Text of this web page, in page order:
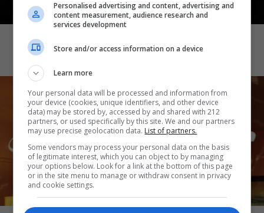
CINEMA
CINEMA
Personalised advertising and content, advertising and
content measurement, audience research and
services development
Store and/or access information on a device
Learn more
Your personal data will be processed and information from
your device (cookies, unique identifiers, and other device
data) may be stored by, accessed by and shared with 212
partners, or used specifically by this site. We and our partners
may use precise geolocation data. List of partners.
Some vendors may process your personal data on the basis
of legitimate interest, which you can object to by managing
your options below. Look for a link at the bottom of this page
or in the site menu to manage or withdraw consent in privacy
and cookie settings.